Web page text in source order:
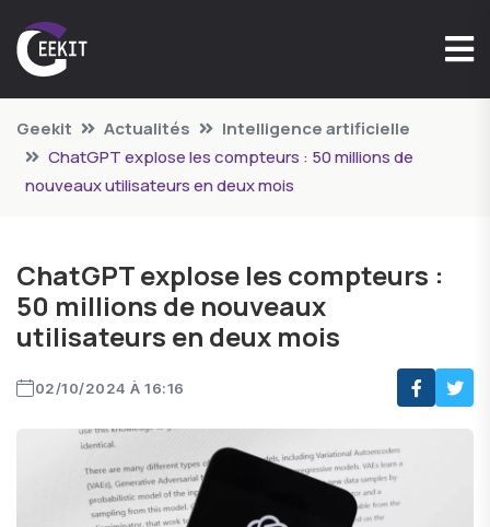
Geekit Actualités
Intelligence artificielle
ChatGPT explose les compteurs : 50 millions de
nouveaux utilisateurs en deux mois
ChatGPT explose les compteurs :
50 millions de nouveaux
utilisateurs en deux mois
02/10/2024 À 16:16